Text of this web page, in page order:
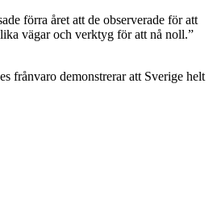
förra året att de observerade för att
vägar och verktyg för att nå noll.”
frånvaro demonstrerar att Sverige helt